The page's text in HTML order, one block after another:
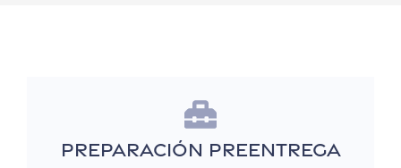
Preparación Preentrega